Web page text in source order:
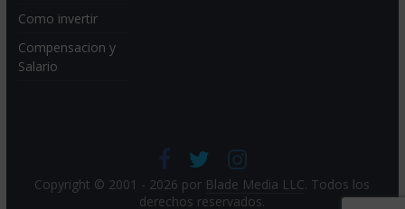
Como invertir
Compensacion y
Salario
Copyright © 2001 - 2026 por Blade Media LLC. Todos los
derechos reservados.